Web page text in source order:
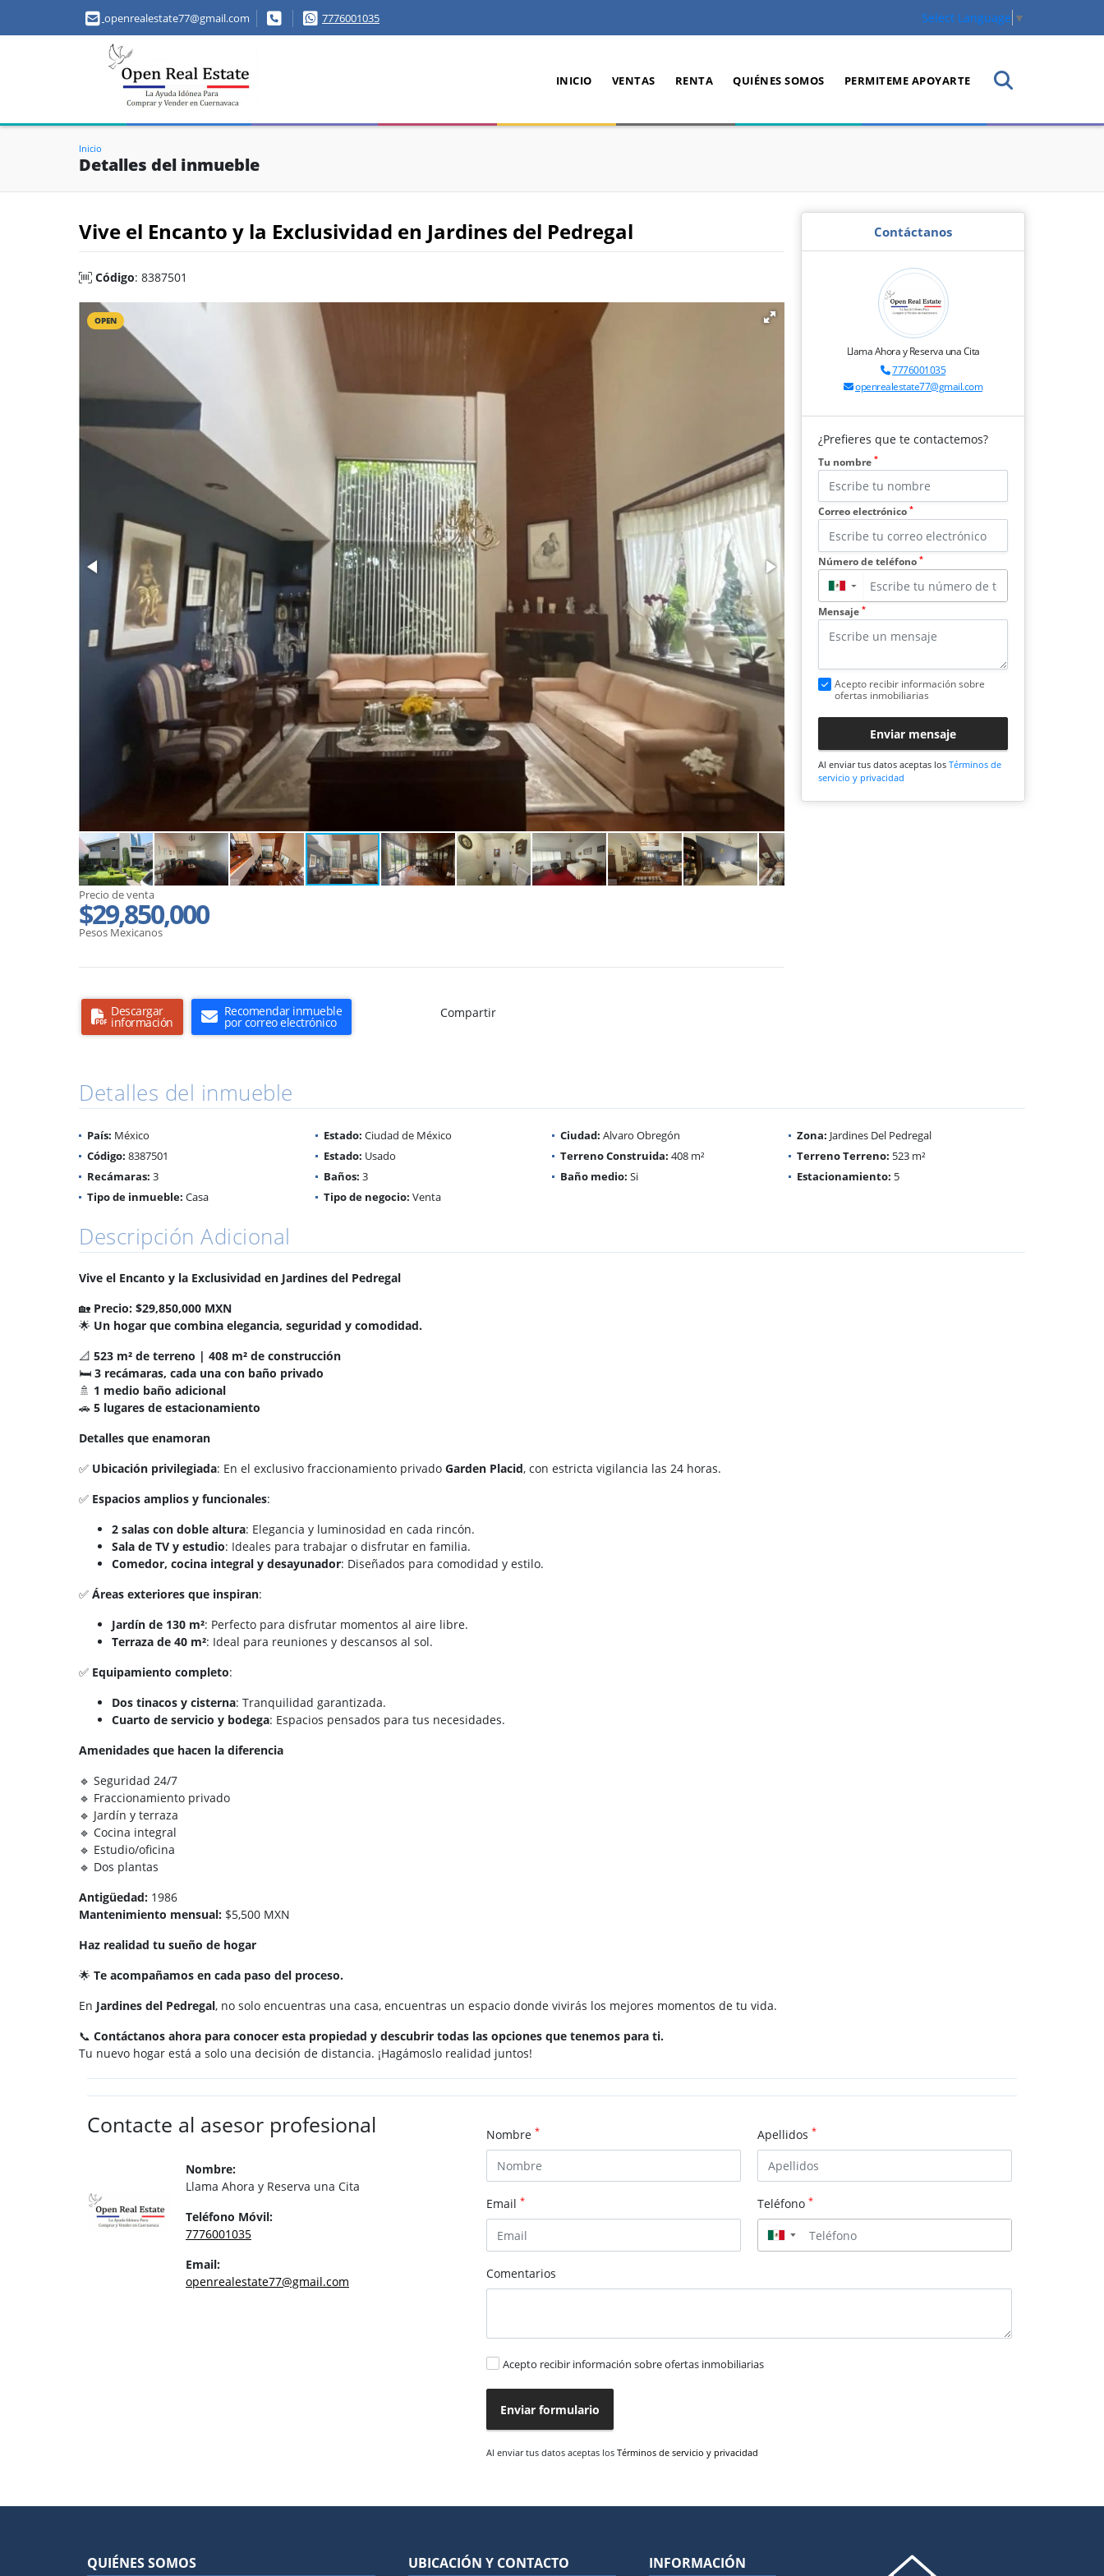
openrealestate77@gmail.com 7776001035 Select Language ▼
INICIO VENTAS RENTA QUIÉNES SOMOS PERMITEME APOYARTE
Inicio
Detalles del inmueble
Vive el Encanto y la Exclusividad en Jardines del Pedregal
Código: 8387501
OPEN
Precio de venta
$29,850,000
Pesos Mexicanos
Descargar
información
Recomendar inmueble
por correo electrónico
Compartir
Contáctanos
Llama Ahora y Reserva una Cita
7776001035
openrealestate77@gmail.com
¿Prefieres que te contactemos?
Tu nombre *
Correo electrónico *
Número de teléfono *
▼
Mensaje *
Acepto recibir información sobre
ofertas inmobiliarias
Enviar mensaje
Al enviar tus datos aceptas los Términos de
servicio y privacidad
Detalles del inmueble
País: México Estado: Ciudad de México Ciudad: Alvaro Obregón Zona: Jardines Del Pedregal
Código: 8387501 Estado: Usado Terreno Construida: 408 m² Terreno Terreno: 523 m²
Recámaras: 3 Baños: 3 Baño medio: Si Estacionamiento: 5
Tipo de inmueble: Casa Tipo de negocio: Venta
Descripción Adicional
Vive el Encanto y la Exclusividad en Jardines del Pedregal
🏡 Precio: $29,850,000 MXN
🌟 Un hogar que combina elegancia, seguridad y comodidad.
📐 523 m² de terreno | 408 m² de construcción
🛏 3 recámaras, cada una con baño privado
🚿 1 medio baño adicional
🚗 5 lugares de estacionamiento
Detalles que enamoran
✅ Ubicación privilegiada: En el exclusivo fraccionamiento privado Garden Placid, con estricta vigilancia las 24 horas.
✅ Espacios amplios y funcionales:
2 salas con doble altura: Elegancia y luminosidad en cada rincón.
Sala de TV y estudio: Ideales para trabajar o disfrutar en familia.
Comedor, cocina integral y desayunador: Diseñados para comodidad y estilo.
✅ Áreas exteriores que inspiran:
Jardín de 130 m²: Perfecto para disfrutar momentos al aire libre.
Terraza de 40 m²: Ideal para reuniones y descansos al sol.
✅ Equipamiento completo:
Dos tinacos y cisterna: Tranquilidad garantizada.
Cuarto de servicio y bodega: Espacios pensados para tus necesidades.
Amenidades que hacen la diferencia
🔹 Seguridad 24/7
🔹 Fraccionamiento privado
🔹 Jardín y terraza
🔹 Cocina integral
🔹 Estudio/oficina
🔹 Dos plantas
Antigüedad: 1986
Mantenimiento mensual: $5,500 MXN
Haz realidad tu sueño de hogar
🌟 Te acompañamos en cada paso del proceso.
En Jardines del Pedregal, no solo encuentras una casa, encuentras un espacio donde vivirás los mejores momentos de tu vida.
📞 Contáctanos ahora para conocer esta propiedad y descubrir todas las opciones que tenemos para ti.
Tu nuevo hogar está a solo una decisión de distancia. ¡Hagámoslo realidad juntos!
Contacte al asesor profesional
Nombre:
Llama Ahora y Reserva una Cita
Teléfono Móvil:
7776001035
Email:
openrealestate77@gmail.com
Nombre * Apellidos *
Email * Teléfono *
▼
Comentarios
Acepto recibir información sobre ofertas inmobiliarias
Enviar formulario
Al enviar tus datos aceptas los Términos de servicio y privacidad
QUIÉNES SOMOS UBICACIÓN Y CONTACTO INFORMACIÓN